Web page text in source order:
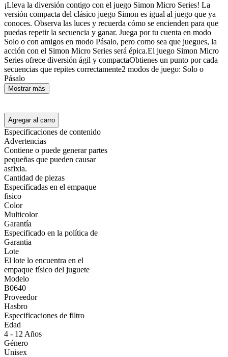
¡Lleva la diversión contigo con el juego Simon Micro Series! La
versión compacta del clásico juego Simon es igual al juego que ya
conoces. Observa las luces y recuerda cómo se encienden para que
puedas repetir la secuencia y ganar. Juega por tu cuenta en modo
Solo o con amigos en modo Pásalo, pero como sea que juegues, la
acción con el Simon Micro Series será épica.El juego Simon Micro
Series ofrece diversión ágil y compactaObtienes un punto por cada
secuencias que repites correctamente2 modos de juego: Solo o
Pásalo
Mostrar más
Agregar al carro
Especificaciones de contenido
Advertencias
Contiene o puede generar partes
pequeñas que pueden causar
asfixia.
Cantidad de piezas
Especificadas en el empaque
fisico
Color
Multicolor
Garantía
Especificado en la política de
Garantia
Lote
El lote lo encuentra en el
empaque físico del juguete
Modelo
B0640
Proveedor
Hasbro
Especificaciones de filtro
Edad
4 - 12 Años
Género
Unisex